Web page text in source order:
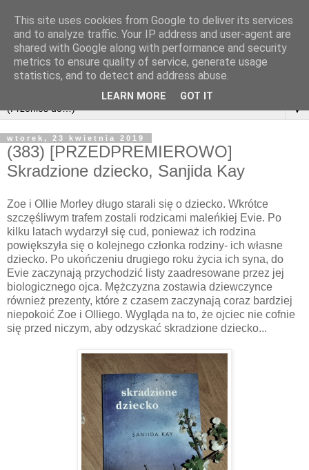
▼
wtorek, 23 kwietnia 2019
(383) [PRZEDPREMIEROWO]
Skradzione dziecko, Sanjida Kay
Zoe i Ollie Morley długo starali się o dziecko. Wkrótce
szczęśliwym trafem zostali rodzicami maleńkiej Evie. Po
kilku latach wydarzył się cud, ponieważ ich rodzina
powiększyła się o kolejnego członka rodziny- ich własne
dziecko. Po ukończeniu drugiego roku życia ich syna, do
Evie zaczynają przychodzić listy zaadresowane przez jej
biologicznego ojca. Mężczyzna zostawia dziewczynce
również prezenty, które z czasem zaczynają coraz bardziej
niepokoić Zoe i Olliego. Wygląda na to, że ojciec nie cofnie
się przed niczym, aby odzyskać skradzione dziecko...
This site uses cookies from Google to deliver its services
and to analyze traffic. Your IP address and user-agent are
shared with Google along with performance and security
metrics to ensure quality of service, generate usage
statistics, and to detect and address abuse.
LEARN MORE GOT IT